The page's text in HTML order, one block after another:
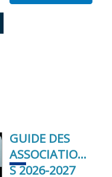
GUIDE DES
ASSOCIATION
S 2026-2027